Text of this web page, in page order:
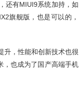
还有MIUI9系统加持，如
旗舰版，也是可以的，
升，性能和创新技术也很
，也成为了国产高端手机